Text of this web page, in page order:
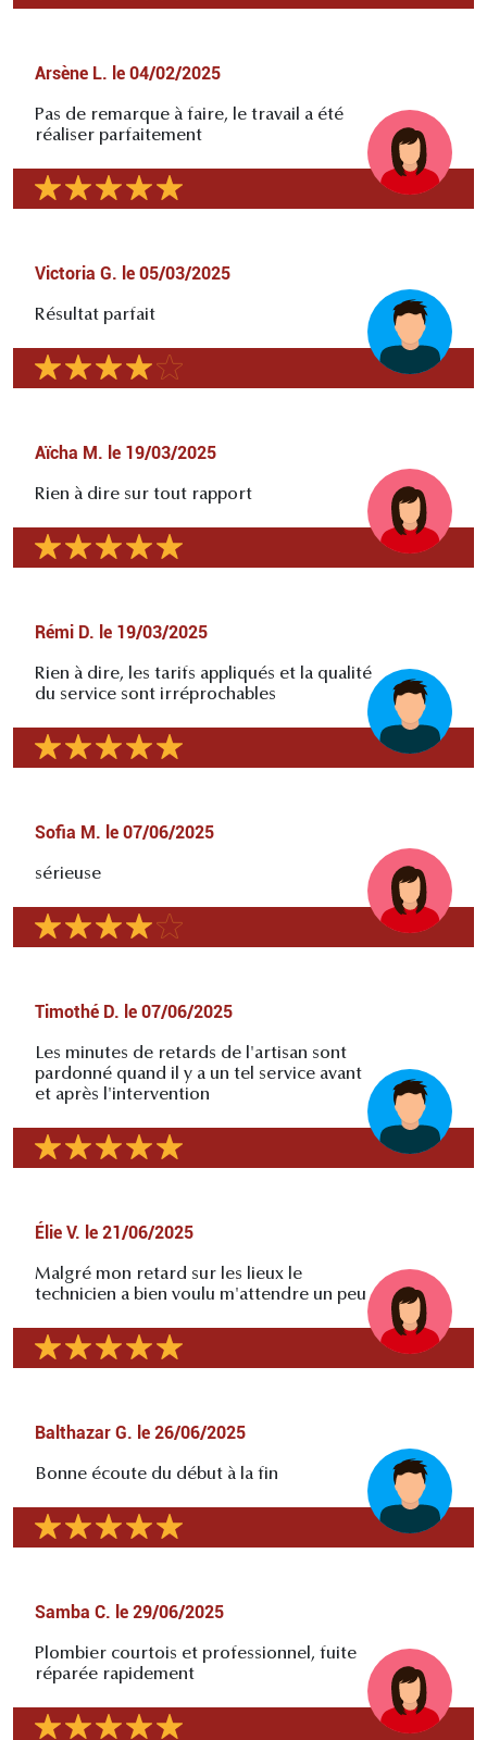
Arsène L. le 04/02/2025
Pas de remarque à faire, le travail a été
réaliser parfaitement
Victoria G. le 05/03/2025
Résultat parfait
Aïcha M. le 19/03/2025
Rien à dire sur tout rapport
Rémi D. le 19/03/2025
Rien à dire, les tarifs appliqués et la qualité
du service sont irréprochables
Sofia M. le 07/06/2025
sérieuse
Timothé D. le 07/06/2025
Les minutes de retards de l'artisan sont
pardonné quand il y a un tel service avant
et après l'intervention
Élie V. le 21/06/2025
Malgré mon retard sur les lieux le
technicien a bien voulu m'attendre un peu
Balthazar G. le 26/06/2025
Bonne écoute du début à la fin
Samba C. le 29/06/2025
Plombier courtois et professionnel, fuite
réparée rapidement